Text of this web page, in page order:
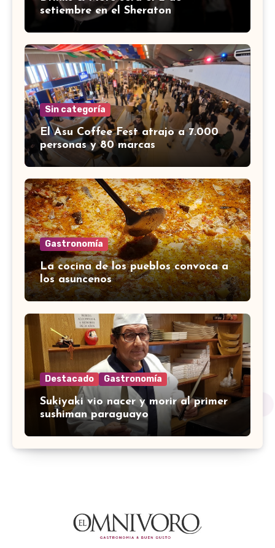
setiembre en el Sheraton
Sin categoría
El Asu Coffee Fest atrajo a 7.000
personas y 80 marcas
Gastronomía
La cocina de los pueblos convoca a
los asuncenos
Destacado Gastronomía
Sukiyaki vio nacer y morir al primer
sushiman paraguayo